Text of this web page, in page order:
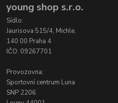
young shop s.r.o.
Sídlo:
Jaurisova 515/4, Michle,
140 00 Praha 4
IČO: 09267701
Provozovna:
Sportovní centrum Luna
SNP 2206